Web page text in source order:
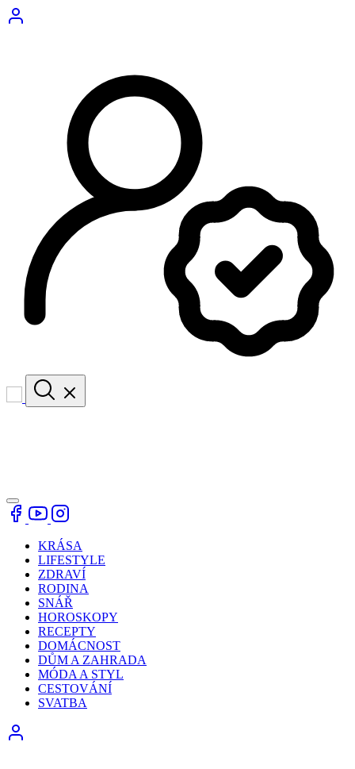
KRÁSA
LIFESTYLE
ZDRAVÍ
RODINA
SNÁŘ
HOROSKOPY
RECEPTY
DOMÁCNOST
DŮM A ZAHRADA
MÓDA A STYL
CESTOVÁNÍ
SVATBA